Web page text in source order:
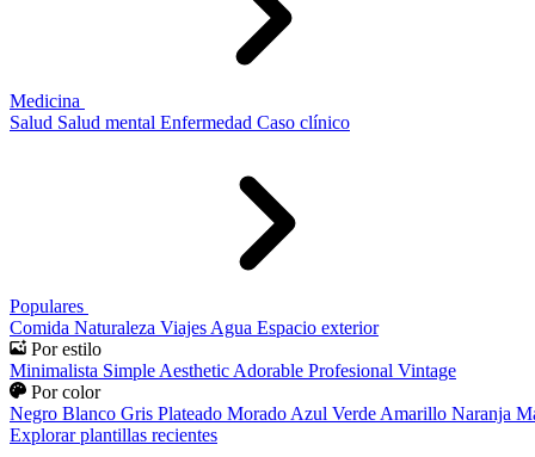
Medicina
Salud Salud mental Enfermedad Caso clínico
Populares
Comida Naturaleza Viajes Agua Espacio exterior
Por estilo
Minimalista Simple Aesthetic Adorable Profesional Vintage
Por color
Negro Blanco Gris Plateado Morado Azul Verde Amarillo Naranja
Explorar plantillas recientes